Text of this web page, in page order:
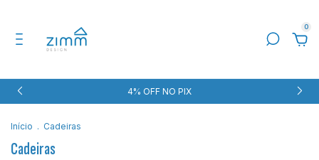
0
4% OFF NO PIX
Início . Cadeiras
Cadeiras